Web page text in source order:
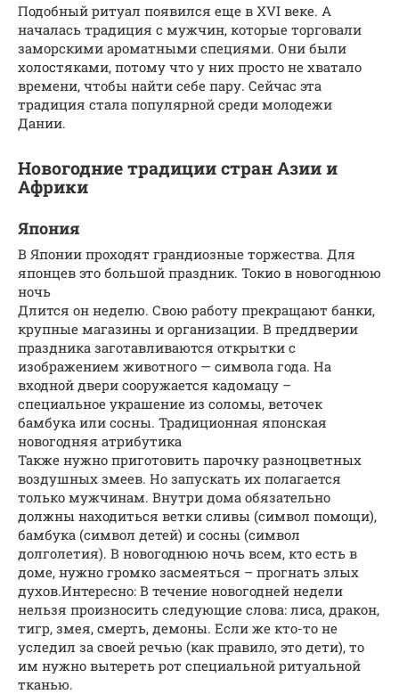
Подобный ритуал появился еще в XVI веке. А
началась традиция с мужчин, которые торговали
заморскими ароматными специями. Они были
холостяками, потому что у них просто не хватало
времени, чтобы найти себе пару. Сейчас эта
традиция стала популярной среди молодежи
Дании.
Новогодние традиции стран Азии и
Африки
Япония
В Японии проходят грандиозные торжества. Для
японцев это большой праздник. Токио в новогоднюю
ночь
Длится он неделю. Свою работу прекращают банки,
крупные магазины и организации. В преддверии
праздника заготавливаются открытки с
изображением животного — символа года. На
входной двери сооружается кадомацу –
специальное украшение из соломы, веточек
бамбука или сосны. Традиционная японская
новогодняя атрибутика
Также нужно приготовить парочку разноцветных
воздушных змеев. Но запускать их полагается
только мужчинам. Внутри дома обязательно
должны находиться ветки сливы (символ помощи),
бамбука (символ детей) и сосны (символ
долголетия). В новогоднюю ночь всем, кто есть в
доме, нужно громко засмеяться – прогнать злых
духов.Интересно: В течение новогодней недели
нельзя произносить следующие слова: лиса, дракон,
тигр, змея, смерть, демоны. Если же кто-то не
уследил за своей речью (как правило, это дети), то
им нужно вытереть рот специальной ритуальной
тканью.